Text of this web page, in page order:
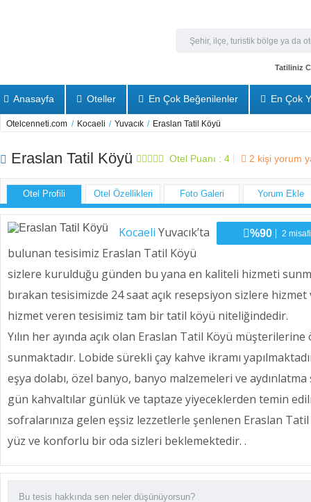
Tatiliniz
Anasayfa Oteller En Çok Beğenilenler En Çok
Otelcenneti.com / Kocaeli / Yuvacık / Eraslan Tatil Köyü
Eraslan Tatil Köyü Otel Puanı : 4 2 kişi yorum
Otel Profili Otel Özellikleri Foto Galeri Yorum Ekle
%90 2
Kocaeli Yuvacık’ta
bulunan tesisimiz Eraslan Tatil Köyü
sizlere kurulduğu günden bu yana en kaliteli hizmeti
bırakan tesisimizde 24 saat açık resepsiyon sizlere
hizmet veren tesisimiz tam bir tatil köyü niteliğindedir.
Yılın her ayında açık olan Eraslan Tatil Köyü
sunmaktadır. Lobide sürekli çay kahve ikramı
eşya dolabı, özel banyo, banyo malzemeleri ve
gün kahvaltılar günlük ve taptaze yiyeceklerden temin
sofralarınıza gelen eşsiz lezzetlerle şenlenen Eraslan
yüz ve konforlu bir oda sizleri beklemektedir. .